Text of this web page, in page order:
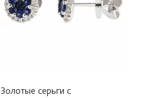
Золотые серьги с